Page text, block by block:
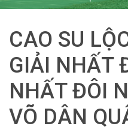
CAO SU
GIẢI NHẤT
NHẤT ĐÔI
VÕ DÂN